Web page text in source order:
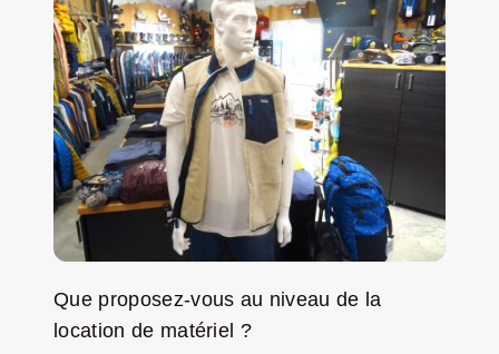
Que proposez-vous au niveau de la
location de matériel ?